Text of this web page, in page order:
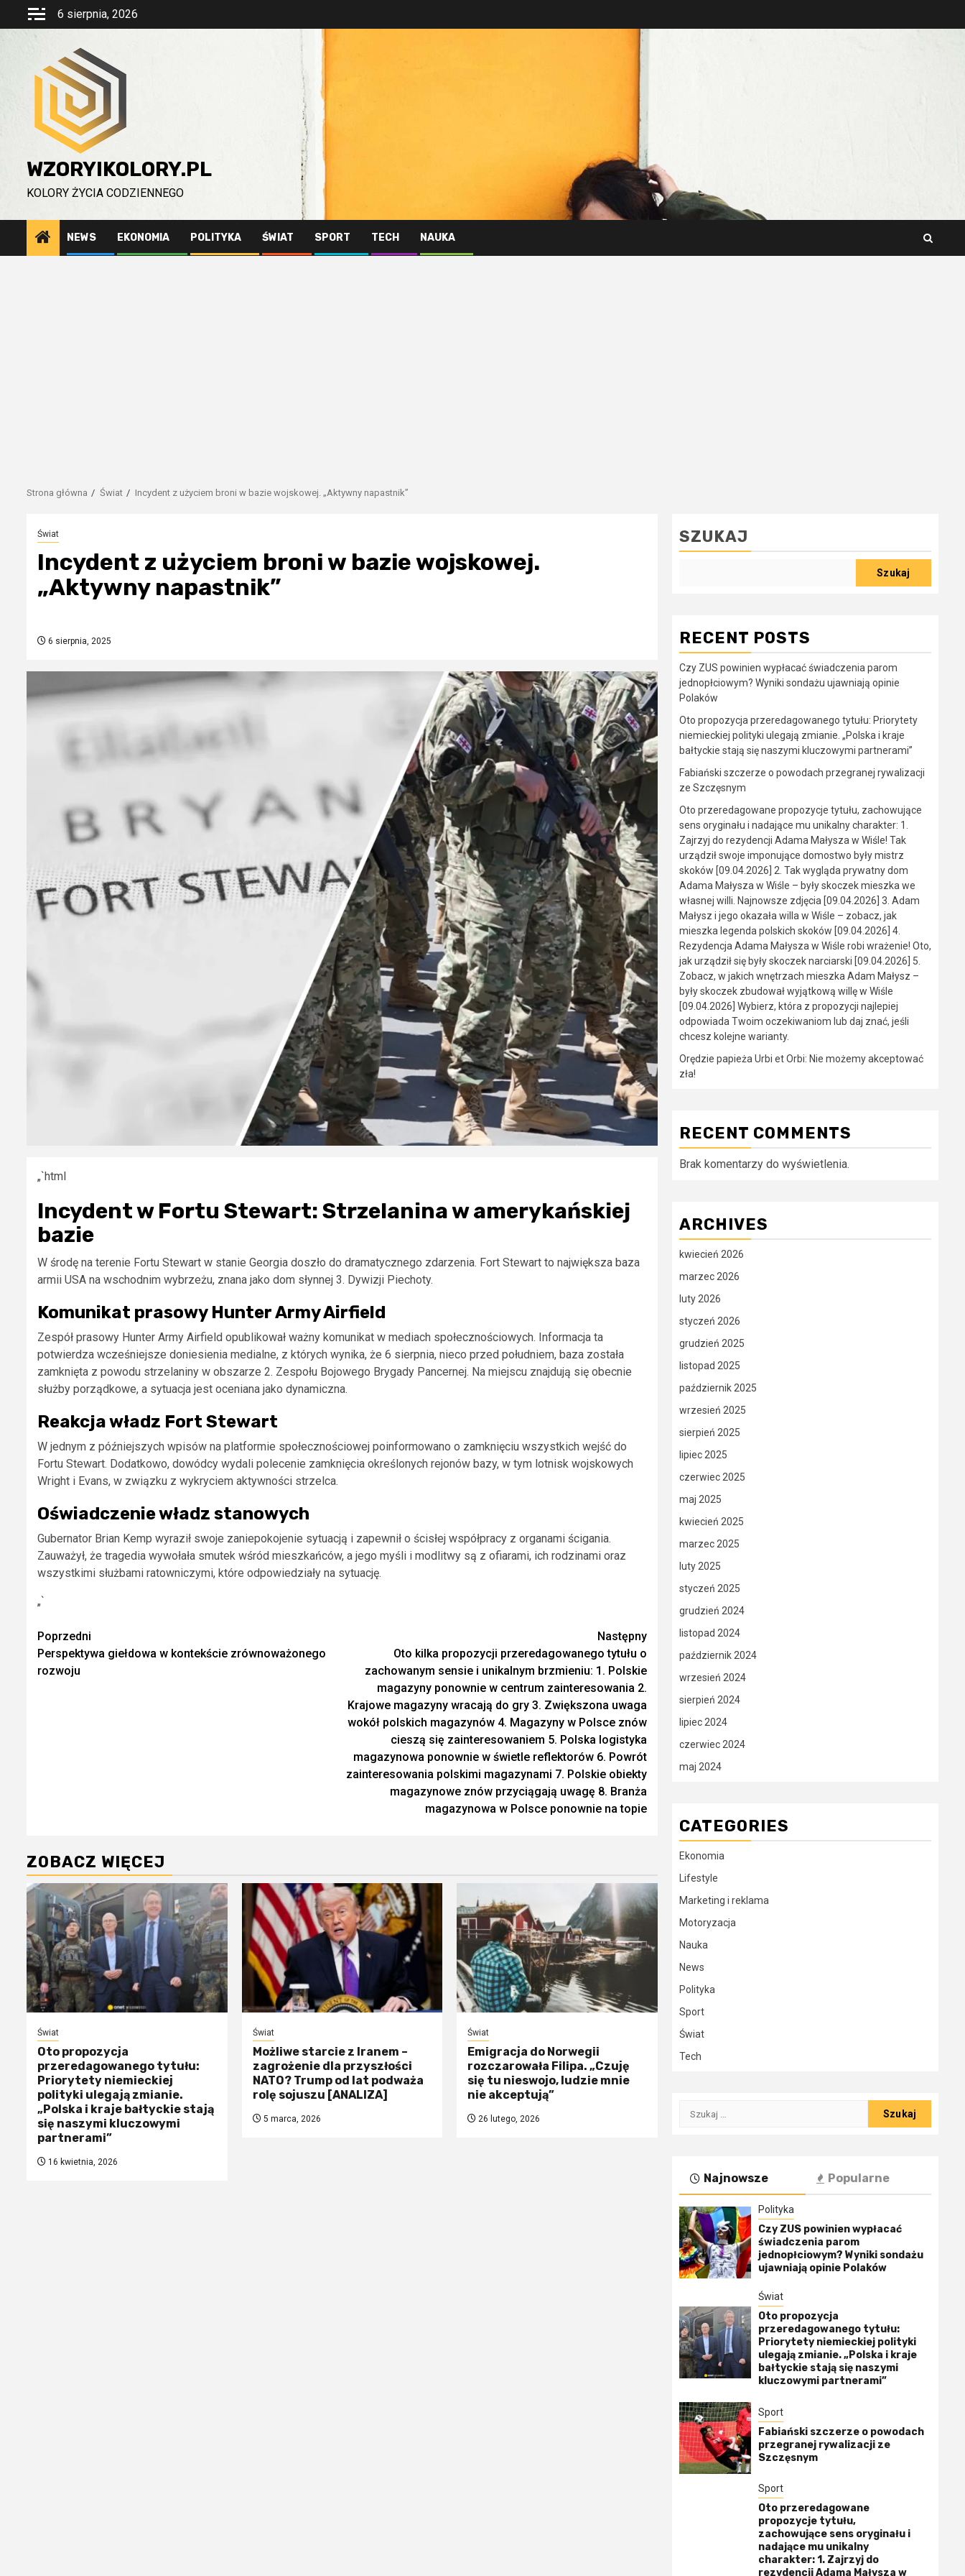
Przejdź
6 sierpnia, 2026
WZORYIKOLORY.PL
KOLORY ŻYCIA CODZIENNEGO
NEWS EKONOMIA POLITYKA ŚWIAT SPORT TECH NAUKA
Strona główna Świat Incydent z użyciem broni w bazie wojskowej. „Aktywny napastnik”
Świat
Incydent z użyciem broni w bazie wojskowej.
„Aktywny napastnik”
6 sierpnia, 2025
„`html
Incydent w Fortu Stewart: Strzelanina w amerykańskiej
bazie
W środę na terenie Fortu Stewart w stanie Georgia doszło do dramatycznego zdarzenia. Fort Stewart to największa baza
armii USA na wschodnim wybrzeżu, znana jako dom słynnej 3. Dywizji Piechoty.
Komunikat prasowy Hunter Army Airfield
Zespół prasowy Hunter Army Airfield opublikował ważny komunikat w mediach społecznościowych. Informacja ta
potwierdza wcześniejsze doniesienia medialne, z których wynika, że 6 sierpnia, nieco przed południem, baza została
zamknięta z powodu strzelaniny w obszarze 2. Zespołu Bojowego Brygady Pancernej. Na miejscu znajdują się obecnie
służby porządkowe, a sytuacja jest oceniana jako dynamiczna.
Reakcja władz Fort Stewart
W jednym z późniejszych wpisów na platformie społecznościowej poinformowano o zamknięciu wszystkich wejść do
Fortu Stewart. Dodatkowo, dowódcy wydali polecenie zamknięcia określonych rejonów bazy, w tym lotnisk wojskowych
Wright i Evans, w związku z wykryciem aktywności strzelca.
Oświadczenie władz stanowych
Gubernator Brian Kemp wyraził swoje zaniepokojenie sytuacją i zapewnił o ścisłej współpracy z organami ścigania.
Zauważył, że tragedia wywołała smutek wśród mieszkańców, a jego myśli i modlitwy są z ofiarami, ich rodzinami oraz
wszystkimi służbami ratowniczymi, które odpowiedziały na sytuację.
„`
Zobacz
wpisy
Poprzedni
Perspektywa giełdowa w kontekście zrównoważonego
rozwoju
Następny
Oto kilka propozycji przeredagowanego tytułu o
zachowanym sensie i unikalnym brzmieniu: 1. Polskie
magazyny ponownie w centrum zainteresowania 2.
Krajowe magazyny wracają do gry 3. Zwiększona uwaga
wokół polskich magazynów 4. Magazyny w Polsce znów
cieszą się zainteresowaniem 5. Polska logistyka
magazynowa ponownie w świetle reflektorów 6. Powrót
zainteresowania polskimi magazynami 7. Polskie obiekty
magazynowe znów przyciągają uwagę 8. Branża
magazynowa w Polsce ponownie na topie
ZOBACZ WIĘCEJ
Świat
Oto propozycja
przeredagowanego tytułu:
Priorytety niemieckiej
polityki ulegają zmianie.
„Polska i kraje bałtyckie stają
się naszymi kluczowymi
partnerami”
16 kwietnia, 2026
Świat
Możliwe starcie z Iranem –
zagrożenie dla przyszłości
NATO? Trump od lat podważa
rolę sojuszu [ANALIZA]
5 marca, 2026
Świat
Emigracja do Norwegii
rozczarowała Filipa. „Czuję
się tu nieswojo, ludzie mnie
nie akceptują”
26 lutego, 2026
SZUKAJ
Szukaj
RECENT POSTS
Czy ZUS powinien wypłacać świadczenia parom
jednopłciowym? Wyniki sondażu ujawniają opinie
Polaków
Oto propozycja przeredagowanego tytułu: Priorytety
niemieckiej polityki ulegają zmianie. „Polska i kraje
bałtyckie stają się naszymi kluczowymi partnerami”
Fabiański szczerze o powodach przegranej rywalizacji
ze Szczęsnym
Oto przeredagowane propozycje tytułu, zachowujące
sens oryginału i nadające mu unikalny charakter: 1.
Zajrzyj do rezydencji Adama Małysza w Wiśle! Tak
urządził swoje imponujące domostwo były mistrz
skoków [09.04.2026] 2. Tak wygląda prywatny dom
Adama Małysza w Wiśle – były skoczek mieszka we
własnej willi. Najnowsze zdjęcia [09.04.2026] 3. Adam
Małysz i jego okazała willa w Wiśle – zobacz, jak
mieszka legenda polskich skoków [09.04.2026] 4.
Rezydencja Adama Małysza w Wiśle robi wrażenie! Oto,
jak urządził się były skoczek narciarski [09.04.2026] 5.
Zobacz, w jakich wnętrzach mieszka Adam Małysz –
były skoczek zbudował wyjątkową willę w Wiśle
[09.04.2026] Wybierz, która z propozycji najlepiej
odpowiada Twoim oczekiwaniom lub daj znać, jeśli
chcesz kolejne warianty.
Orędzie papieża Urbi et Orbi: Nie możemy akceptować
zła!
RECENT COMMENTS
Brak komentarzy do wyświetlenia.
ARCHIVES
kwiecień 2026
marzec 2026
luty 2026
styczeń 2026
grudzień 2025
listopad 2025
październik 2025
wrzesień 2025
sierpień 2025
lipiec 2025
czerwiec 2025
maj 2025
kwiecień 2025
marzec 2025
luty 2025
styczeń 2025
grudzień 2024
listopad 2024
październik 2024
wrzesień 2024
sierpień 2024
lipiec 2024
czerwiec 2024
maj 2024
CATEGORIES
Ekonomia
Lifestyle
Marketing i reklama
Motoryzacja
Nauka
News
Polityka
Sport
Świat
Tech
Szukaj:
Najnowsze Popularne
Polityka
Czy ZUS powinien wypłacać
świadczenia parom
jednopłciowym? Wyniki sondażu
ujawniają opinie Polaków
Świat
Oto propozycja
przeredagowanego tytułu:
Priorytety niemieckiej polityki
ulegają zmianie. „Polska i kraje
bałtyckie stają się naszymi
kluczowymi partnerami”
Sport
Fabiański szczerze o powodach
przegranej rywalizacji ze
Szczęsnym
Sport
Oto przeredagowane
propozycje tytułu,
zachowujące sens oryginału i
nadające mu unikalny
charakter: 1. Zajrzyj do
rezydencji Adama Małysza w